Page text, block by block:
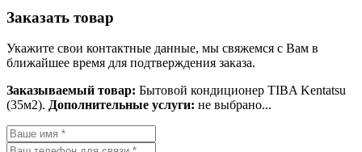
Заказать товар
Укажите свои контактные данные, мы свяжемся с Вам в
ближайшее время для подтверждения заказа.
Заказываемый товар: Бытовой кондиционер TIBA Kentatsu
(35м2). Дополнительные услуги: не выбрано...